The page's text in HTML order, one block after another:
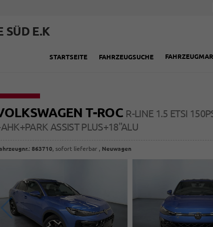
SÜD E.K
STARTSEITE FAHRZEUGSUCHE
T-ROC R-LINE 1.5 ETSI
ASSIST PLUS+18"ALU
:863710,sofort lieferbar , Neuwagen